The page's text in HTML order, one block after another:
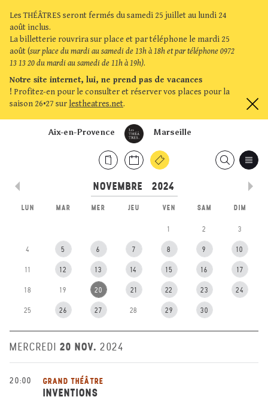
Les THÉÂTRES seront fermés du samedi 25 juillet au lundi 24
août inclus.
La billetterie rouvrira sur place et par téléphone le mardi 25
août (sur place du mardi au samedi de 13h à 18h et par téléphone 0972
13 13 20 du mardi au samedi de 11h à 19h).
Notre site internet, lui, ne prend pas de vacances
! Profitez-en pour le consulter et réserver vos places pour la
saison 26•27 sur lestheatres.net.
Marseille
Aix-en-Provence
LUN MAR MER JEU VEN SAM DIM
1 2 3
4 5 6 7 8 9 10
11 12 13 14 15 16 17
18 19 20 21 22 23 24
25 26 27 28 29 30
MERCREDI 20 NOV. 2024
20:00 GRAND THÉÂTRE
INVENTIONS